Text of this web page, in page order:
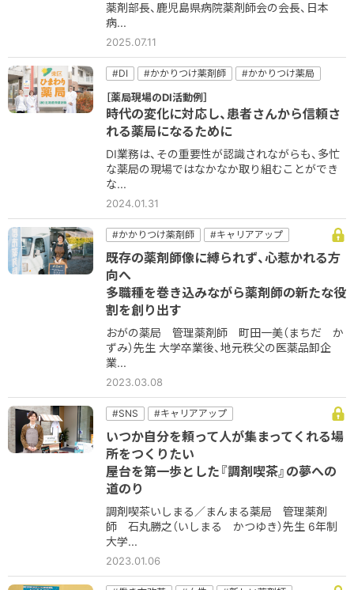
薬剤部長、鹿児島県病院薬剤師会の会長、日本
病...
2025.07.11
#DI #かかりつけ薬剤師
#かかりつけ薬局
#服薬指導
［薬局現場のDI活動例］
時代の変化に対応し、患者さんから信頼さ
れる薬局になるために
DI業務は、その重要性が認識されながらも、多忙
な薬局の現場ではなかなか取り組むことができ
な...
2024.01.31
#かかりつけ薬剤師
#キャリアアップ
#コミュニケーション
＃他職種
#健康サポート
#在宅
#地域密着
#新しい薬剤師
既存の薬剤師像に縛られず、心惹かれる方
向へ
多職種を巻き込みながら薬剤師の新たな役
割を創り出す
おがの薬局 管理薬剤師 町田一美（まちだ か
ずみ）先生 大学卒業後、地元秩父の医薬品卸企
業...
2023.03.08
#SNS
#キャリアアップ
#コミュニケーション
＃他職種
#地域密着
#新しい薬剤師
#経営
いつか自分を頼って人が集まってくれる場
所をつくりたい
屋台を第一歩とした『調剤喫茶』の夢への
道のり
調剤喫茶いしまる／まんまる薬局 管理薬剤
師 石丸勝之（いしまる かつゆき）先生 6年制
大学...
2023.01.06